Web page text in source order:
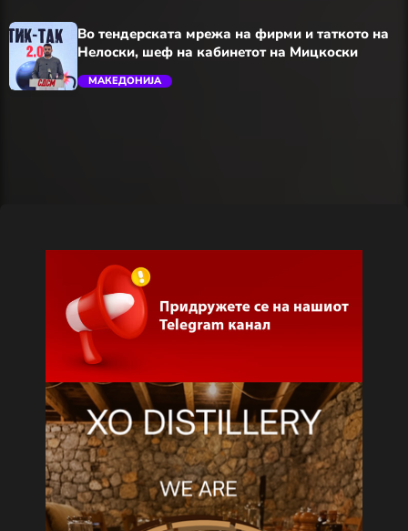
Во тендерската мрежа на фирми и таткото на
Нелоски, шеф на кабинетот на Мицкоски
МАКЕДОНИЈА